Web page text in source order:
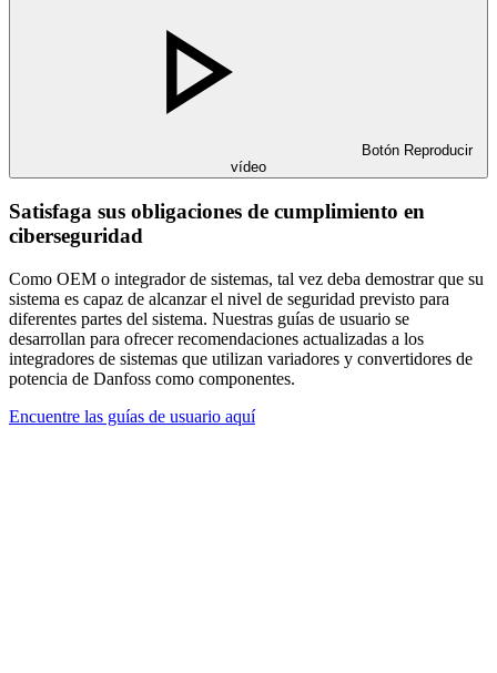
Botón Reproducir
vídeo
Satisfaga sus obligaciones de cumplimiento en
ciberseguridad
Como OEM o integrador de sistemas, tal vez deba demostrar que su
sistema es capaz de alcanzar el nivel de seguridad previsto para
diferentes partes del sistema. Nuestras guías de usuario se
desarrollan para ofrecer recomendaciones actualizadas a los
integradores de sistemas que utilizan variadores y convertidores de
potencia de Danfoss como componentes.
Encuentre las guías de usuario aquí